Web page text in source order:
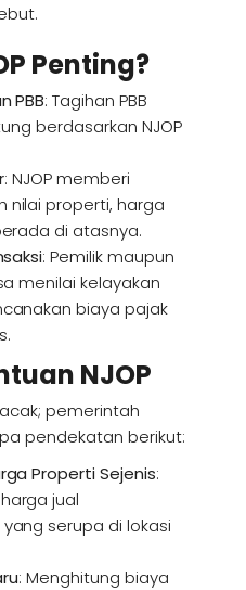
Penting?
PBB: Tagihan PBB
berdasarkan NJOP
: NJOP memberi
nilai properti, harga
di atasnya.
: Pemilik maupun
menilai kelayakan
biaya pajak
NJOP
pemerintah
pendekatan berikut:
Properti Sejenis:
jual
serupa di lokasi
: Menghitung biaya